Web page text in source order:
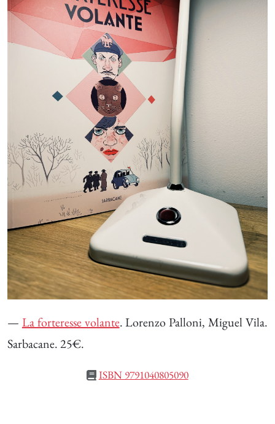
— La forteresse volante. Lorenzo Palloni, Miguel Vila.
Sarbacane. 25€.
ISBN 9791040805090